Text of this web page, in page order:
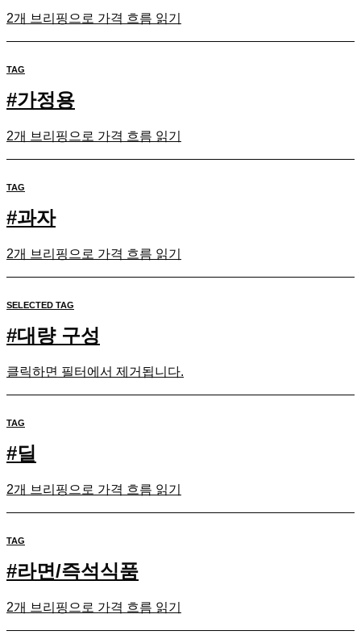
2개 브리핑으로 가격 흐름 읽기
TAG
#가정용
2개 브리핑으로 가격 흐름 읽기
TAG
#과자
2개 브리핑으로 가격 흐름 읽기
SELECTED TAG
#대량 구성
클릭하면 필터에서 제거됩니다.
TAG
#딜
2개 브리핑으로 가격 흐름 읽기
TAG
#라면/즉석식품
2개 브리핑으로 가격 흐름 읽기